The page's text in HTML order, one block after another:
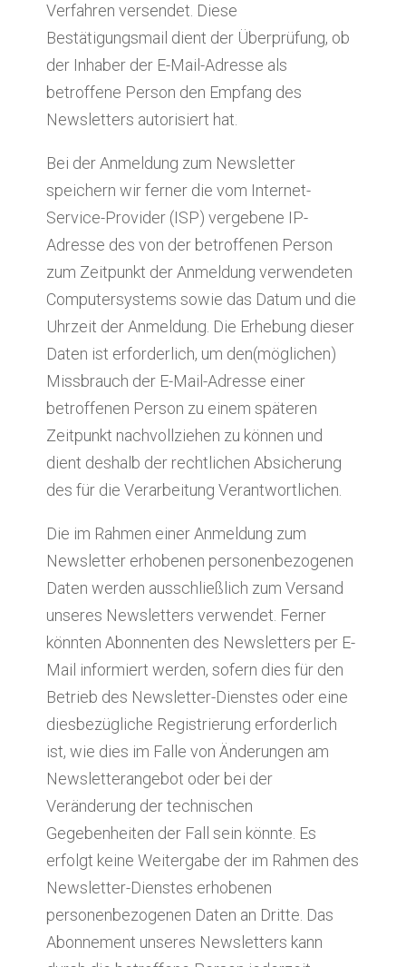
Verfahren versendet. Diese
Bestätigungsmail dient der Überprüfung, ob
der Inhaber der E-Mail-Adresse als
betroffene Person den Empfang des
Newsletters autorisiert hat.
Bei der Anmeldung zum Newsletter
speichern wir ferner die vom Internet-
Service-Provider (ISP) vergebene IP-
Adresse des von der betroffenen Person
zum Zeitpunkt der Anmeldung verwendeten
Computersystems sowie das Datum und die
Uhrzeit der Anmeldung. Die Erhebung dieser
Daten ist erforderlich, um den(möglichen)
Missbrauch der E-Mail-Adresse einer
betroffenen Person zu einem späteren
Zeitpunkt nachvollziehen zu können und
dient deshalb der rechtlichen Absicherung
des für die Verarbeitung Verantwortlichen.
Die im Rahmen einer Anmeldung zum
Newsletter erhobenen personenbezogenen
Daten werden ausschließlich zum Versand
unseres Newsletters verwendet. Ferner
könnten Abonnenten des Newsletters per E-
Mail informiert werden, sofern dies für den
Betrieb des Newsletter-Dienstes oder eine
diesbezügliche Registrierung erforderlich
ist, wie dies im Falle von Änderungen am
Newsletterangebot oder bei der
Veränderung der technischen
Gegebenheiten der Fall sein könnte. Es
erfolgt keine Weitergabe der im Rahmen des
Newsletter-Dienstes erhobenen
personenbezogenen Daten an Dritte. Das
Abonnement unseres Newsletters kann